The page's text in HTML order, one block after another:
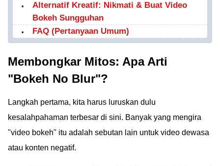
Alternatif Kreatif: Nikmati & Buat Video
Bokeh Sungguhan
FAQ (Pertanyaan Umum)
Membongkar Mitos: Apa Arti
"Bokeh No Blur"?
Langkah pertama, kita harus luruskan dulu
kesalahpahaman terbesar di sini. Banyak yang mengira
"video bokeh" itu adalah sebutan lain untuk video dewasa
atau konten negatif.